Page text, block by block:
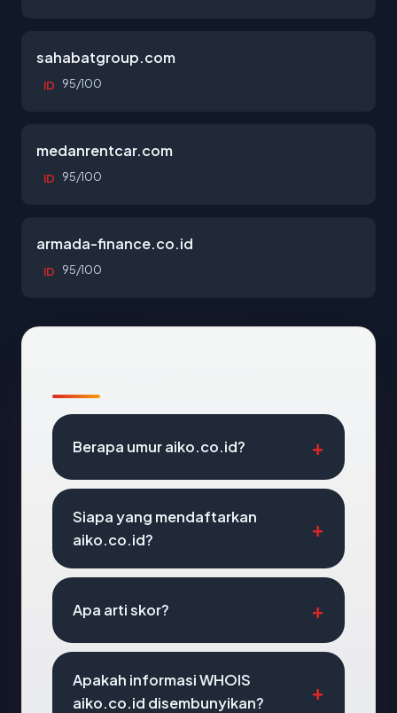
sahabatgroup.com
ID 95/100
medanrentcar.com
ID 95/100
armada-finance.co.id
ID 95/100
Berapa umur aiko.co.id?
Siapa yang mendaftarkan
aiko.co.id?
Apa arti skor?
Apakah informasi WHOIS
aiko.co.id disembunyikan?